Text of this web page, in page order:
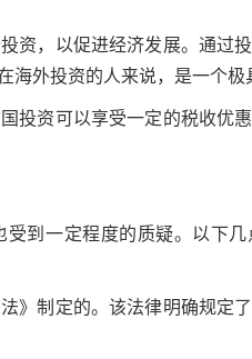
资，以促进经济发展。通过
外投资的人来说，是一个极
投资可以享受一定的税收优
到一定程度的质疑。以下
》制定的。该法律明确规定